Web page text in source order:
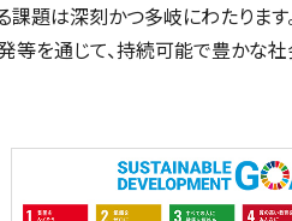
題は深刻かつ多岐にわたります
等を通じて、持続可能で豊かな